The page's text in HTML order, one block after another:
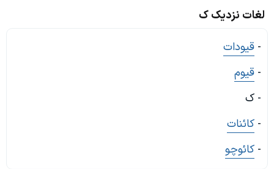
لغات نزدیک ک
- قیودات
- قیوم
- ک
- کائنات
- کائوچو